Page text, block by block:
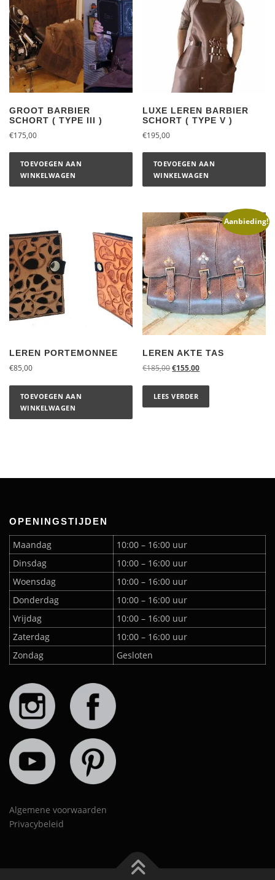
GROOT BARBIER
SCHORT ( TYPE III )
€175,00
TOEVOEGEN AAN
WINKELWAGEN
LUXE LEREN BARBIER
SCHORT ( TYPE V )
€195,00
TOEVOEGEN AAN
WINKELWAGEN
LEREN PORTEMONNEE
€85,00
TOEVOEGEN AAN
WINKELWAGEN
Aanbieding!
LEREN AKTE TAS
€185,00€155,00
LEES VERDER
OPENINGSTIJDEN
Maandag
10:00 – 16:00 uur
Dinsdag
10:00 – 16:00 uur
Woensdag
10:00 – 16:00 uur
Donderdag
10:00 – 16:00 uur
Vrijdag
10:00 – 16:00 uur
Zaterdag
10:00 – 16:00 uur
Zondag
Gesloten
Algemene voorwaarden
Privacybeleid